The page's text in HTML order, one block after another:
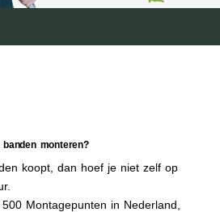
monteren?
koopt, dan hoef je niet zelf op
Montagepunten in Nederland,